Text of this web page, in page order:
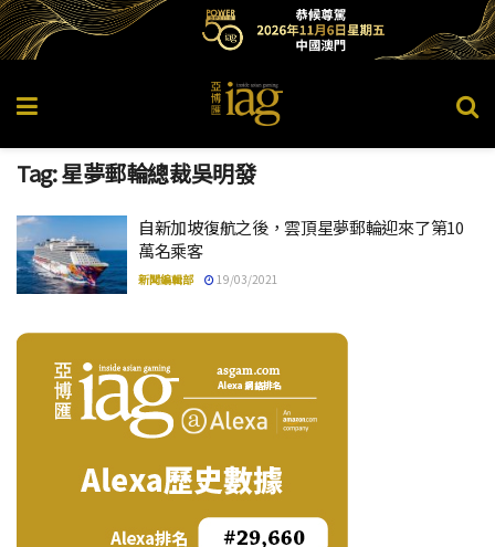
Tag:星夢郵輪總裁吳明發
自新加坡復航之後，雲頂星夢郵輪迎來了第10
萬名乘客
新聞編輯部 19/03/2021